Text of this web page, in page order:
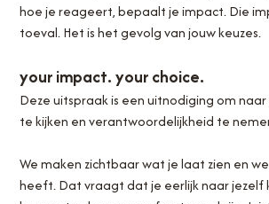
hoe je reageert, bepaalt je impact. Die
toeval. Het is het gevolg van jouw keuzes.
your impact. your choice.
Deze uitspraak is een uitnodiging om
te kijken en verantwoordelijkheid te
We maken zichtbaar wat je laat zien en
heeft. Dat vraagt dat je eerlijk naar jezelf